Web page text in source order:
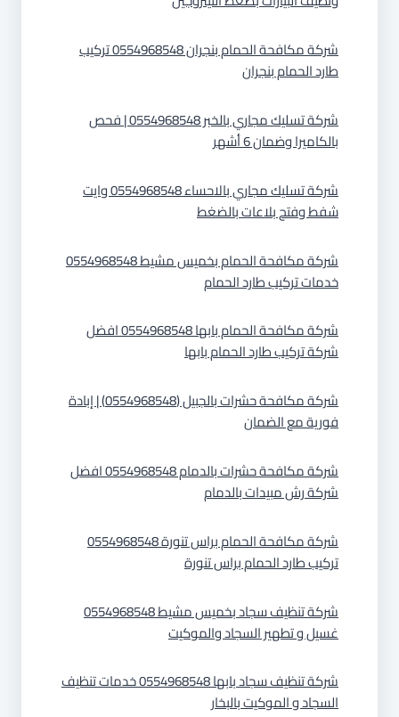
شركة مكافحة الحمام بنجران 0554968548 تركيب
طارد الحمام بنجران
شركة تسليك مجاري بالخبر 0554968548 | فحص
بالكاميرا وضمان 6 أشهر
شركة تسليك مجاري بالاحساء 0554968548 وايت
شفط وفتح بلاعات بالضغط
شركة مكافحة الحمام بخميس مشيط 0554968548
خدمات تركيب طارد الحمام
شركة مكافحة الحمام بابها 0554968548 افضل
شركة تركيب طارد الحمام بابها
شركة مكافحة حشرات بالجبيل (0554968548) | إبادة
فورية مع الضمان
شركة مكافحة حشرات بالدمام 0554968548 افضل
شركة رش مبيدات بالدمام
شركة مكافحة الحمام براس تنورة 0554968548
تركيب طارد الحمام براس تنورة
شركة تنظيف سجاد بخميس مشيط 0554968548
غسيل و تطهير السجاد والموكيت
شركة تنظيف سجاد بابها 0554968548 خدمات تنظيف
السجاد و الموكيت بالبخار